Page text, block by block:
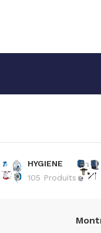
HYGIENE
105 Produits